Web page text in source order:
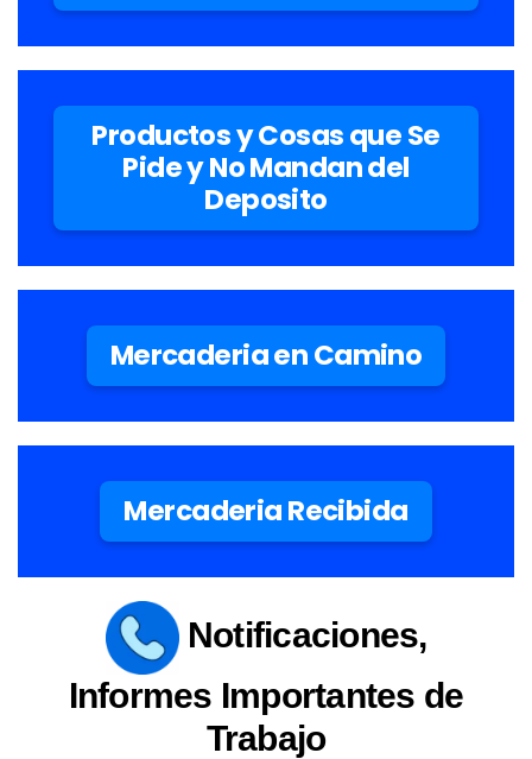
Productos y Cosas que Se
Pide y No Mandan del
Deposito
Mercaderia en Camino
Mercaderia Recibida
Notificaciones,
Informes Importantes de
Trabajo